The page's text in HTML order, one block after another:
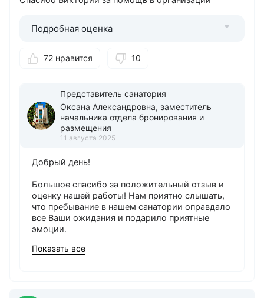
Подробная оценка
72 нравится 10
Представитель санатория
Оксана Александровна, заместитель
начальника отдела бронирования и
размещения
11 августа 2025
Добрый день!
Большое спасибо за положительный отзыв и
оценку нашей работы! Нам приятно слышать,
что пребывание в нашем санатории оправдало
все Ваши ожидания и подарило приятные
эмоции.
Ваш выбор остановился именно на нас, и мы
Показать все